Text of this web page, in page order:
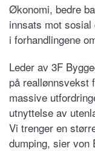
Økonomi, bedre
innsats mot sosial
i forhandlingene
Leder av 3F
på reallønnsvekst
massive
utnyttelse av
Vi trenger en
dumping, sier von